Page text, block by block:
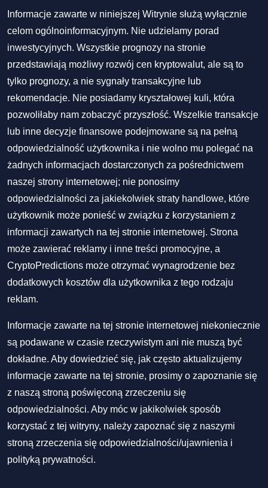
Informacje zawarte w niniejszej Witrynie służą wyłącznie
celom ogólnoinformacyjnym. Nie udzielamy porad
inwestycyjnych. Wszystkie prognozy na stronie
przedstawiają możliwy rozwój cen kryptowalut, ale są to
tylko prognozy, a nie sygnały transakcyjne lub
rekomendacje. Nie posiadamy kryształowej kuli, która
pozwoliłaby nam zobaczyć przyszłość. Wszelkie transakcje
lub inne decyzje finansowe podejmowane są na pełną
odpowiedzialność użytkownika i nie wolno mu polegać na
żadnych informacjach dostarczonych za pośrednictwem
naszej strony internetowej; nie ponosimy
odpowiedzialności za jakiekolwiek straty handlowe, które
użytkownik może ponieść w związku z korzystaniem z
informacji zawartych na tej stronie internetowej. Strona
może zawierać reklamy i inne treści promocyjne, a
CryptoPredictions może otrzymać wynagrodzenie bez
dodatkowych kosztów dla użytkownika z tego rodzaju
reklam.
Informacje zawarte na tej stronie internetowej niekoniecznie
są podawane w czasie rzeczywistym ani nie muszą być
dokładne. Aby dowiedzieć się, jak często aktualizujemy
informacje zawarte na tej stronie, prosimy o zapoznanie się
z naszą stroną poświęconą zrzeczeniu się
odpowiedzialności. Aby móc w jakikolwiek sposób
korzystać z tej witryny, należy zapoznać się z naszymi
stroną zrzeczenia się odpowiedzialności/ujawnienia i
polityką prywatności.